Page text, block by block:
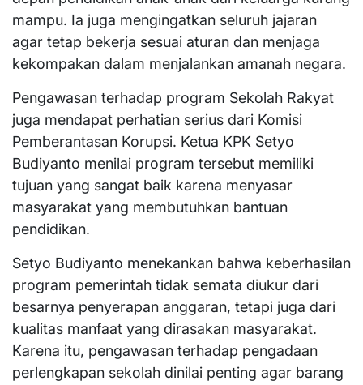
mampu. Ia juga mengingatkan seluruh jajaran
agar tetap bekerja sesuai aturan dan menjaga
kekompakan dalam menjalankan amanah negara.
Pengawasan terhadap program Sekolah Rakyat
juga mendapat perhatian serius dari Komisi
Pemberantasan Korupsi. Ketua KPK Setyo
Budiyanto menilai program tersebut memiliki
tujuan yang sangat baik karena menyasar
masyarakat yang membutuhkan bantuan
pendidikan.
Setyo Budiyanto menekankan bahwa keberhasilan
program pemerintah tidak semata diukur dari
besarnya penyerapan anggaran, tetapi juga dari
kualitas manfaat yang dirasakan masyarakat.
Karena itu, pengawasan terhadap pengadaan
perlengkapan sekolah dinilai penting agar barang